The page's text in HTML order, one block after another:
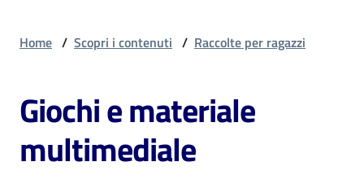
Entra
Cosa
Home / Scopri i contenuti / Raccolte per ragazzi
Giochi e materiale
multimediale